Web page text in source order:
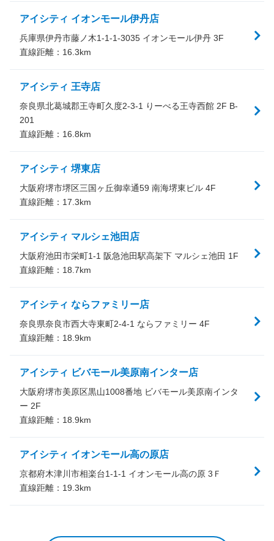
アイシティ イオンモール伊丹店
兵庫県伊丹市藤ノ木1-1-1-3035 イオンモール伊丹 3F
直線距離： 16.3km
アイシティ 王寺店
奈良県北葛城郡王寺町久度2-3-1 りーべる王寺西館 2F B-
201
直線距離： 16.8km
アイシティ 堺東店
大阪府堺市堺区三国ヶ丘御幸通59 南海堺東ビル 4F
直線距離： 17.3km
アイシティ マルシェ池田店
大阪府池田市栄町1-1 阪急池田駅高架下 マルシェ池田 1F
直線距離： 18.7km
アイシティ ならファミリー店
奈良県奈良市西大寺東町2-4-1 ならファミリー 4F
直線距離： 18.9km
アイシティ ビバモール美原南インター店
大阪府堺市美原区黒山1008番地 ビバモール美原南インタ
ー 2F
直線距離： 18.9km
アイシティ イオンモール高の原店
京都府木津川市相楽台1-1-1 イオンモール高の原 3Ｆ
直線距離： 19.3km